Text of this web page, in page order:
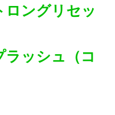
ロングリセッ
ラッシュ（コ